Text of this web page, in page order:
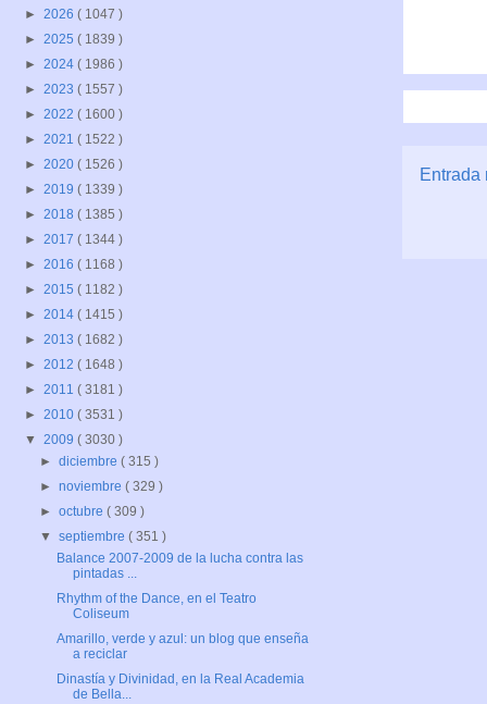
Entrada
► 2026 ( 1047 )
► 2025 ( 1839 )
► 2024 ( 1986 )
► 2023 ( 1557 )
► 2022 ( 1600 )
► 2021 ( 1522 )
► 2020 ( 1526 )
► 2019 ( 1339 )
► 2018 ( 1385 )
► 2017 ( 1344 )
► 2016 ( 1168 )
► 2015 ( 1182 )
► 2014 ( 1415 )
► 2013 ( 1682 )
► 2012 ( 1648 )
► 2011 ( 3181 )
► 2010 ( 3531 )
▼ 2009 ( 3030 )
►diciembre( 315 )
►noviembre( 329 )
►octubre( 309 )
▼septiembre( 351 )
Balance 2007-2009 de la lucha contra las
pintadas ...
Rhythm of the Dance, en el Teatro
Coliseum
Amarillo, verde y azul: un blog que enseña
a reciclar
Dinastía y Divinidad, en la Real Academia
de Bella...